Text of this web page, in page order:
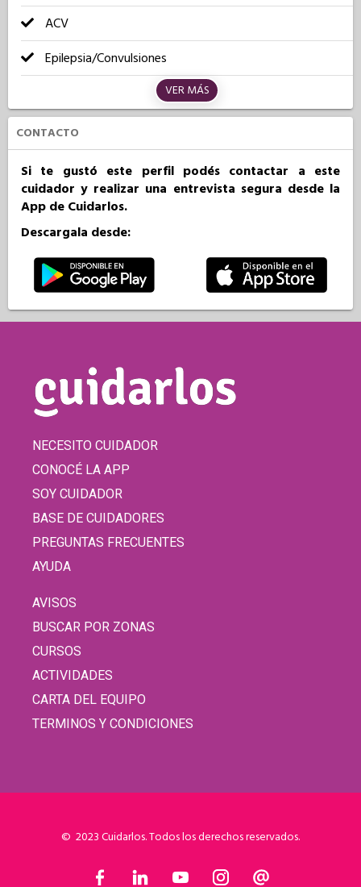
ACV
Epilepsia/Convulsiones
VER MÁS
CONTACTO
Si te gustó este perfil podés contactar a este
cuidador y realizar una entrevista segura desde la
App de Cuidarlos.
Descargala desde:
NECESITO CUIDADOR
CONOCÉ LA APP
SOY CUIDADOR
BASE DE CUIDADORES
PREGUNTAS FRECUENTES
AYUDA
AVISOS
BUSCAR POR ZONAS
CURSOS
ACTIVIDADES
CARTA DEL EQUIPO
TERMINOS Y CONDICIONES
© 2023 Cuidarlos. Todos los derechos reservados.